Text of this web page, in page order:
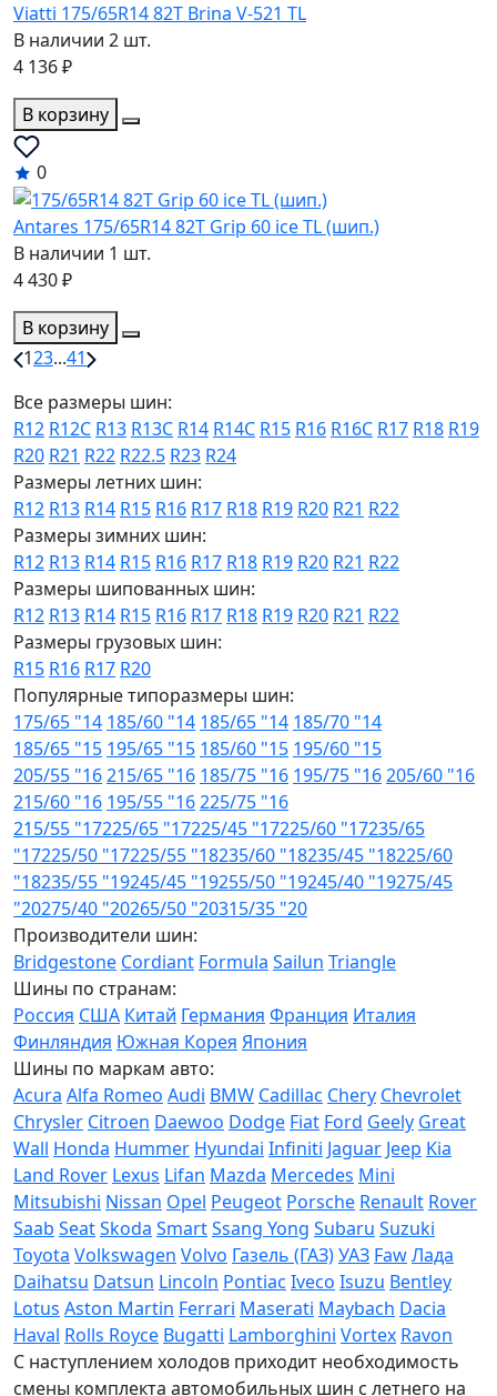
Viatti 175/65R14 82T Brina V-521 TL
В наличии 2 шт.
4 136 ₽
В корзину
0
Antares 175/65R14 82T Grip 60 ice TL (шип.)
В наличии 1 шт.
4 430 ₽
В корзину
123...41
Все размеры шин:
R12 R12C R13 R13C R14 R14C R15 R16 R16C R17 R18 R19
R20 R21 R22 R22.5 R23 R24
Размеры летних шин:
R12 R13 R14 R15 R16 R17 R18 R19 R20 R21 R22
Размеры зимних шин:
R12 R13 R14 R15 R16 R17 R18 R19 R20 R21 R22
Размеры шипованных шин:
R12 R13 R14 R15 R16 R17 R18 R19 R20 R21 R22
Размеры грузовых шин:
R15 R16 R17 R20
Популярные типоразмеры шин:
175/65 "14 185/60 "14 185/65 "14 185/70 "14
185/65 "15 195/65 "15 185/60 "15 195/60 "15
205/55 "16215/65 "16 185/75 "16 195/75 "16205/60 "16
215/60 "16 195/55 "16225/75 "16
215/55 "17225/65 "17225/45 "17225/60 "17235/65
"17225/50 "17225/55 "18235/60 "18235/45 "18225/60
"18235/55 "19245/45 "19255/50 "19245/40 "19275/45
"20275/40 "20265/50 "20315/35 "20
Производители шин:
Bridgestone Cordiant Formula Sailun Triangle
Шины по странам:
Россия США Китай Германия Франция Италия
Финляндия Южная Корея Япония
Шины по маркам авто:
Acura Alfa Romeo Audi BMW Cadillac Chery Chevrolet
Chrysler Citroen Daewoo Dodge Fiat Ford Geely Great
Wall Honda Hummer Hyundai Infiniti Jaguar Jeep Kia
Land Rover Lexus Lifan Mazda Mercedes Mini
Mitsubishi Nissan Opel Peugeot Porsche Renault Rover
Saab SeatSkoda SmartSsang Yong Subaru Suzuki
Toyota Volkswagen Volvo Газель (ГАЗ)УАЗ FawЛада
Daihatsu Datsun Lincoln Pontiac Iveco Isuzu Bentley
Lotus Aston Martin Ferrari Maserati Maybach Dacia
Haval Rolls Royce Bugatti Lamborghini Vortex Ravon
С наступлением холодов приходит необходимость
смены комплекта автомобильных шин с летнего на